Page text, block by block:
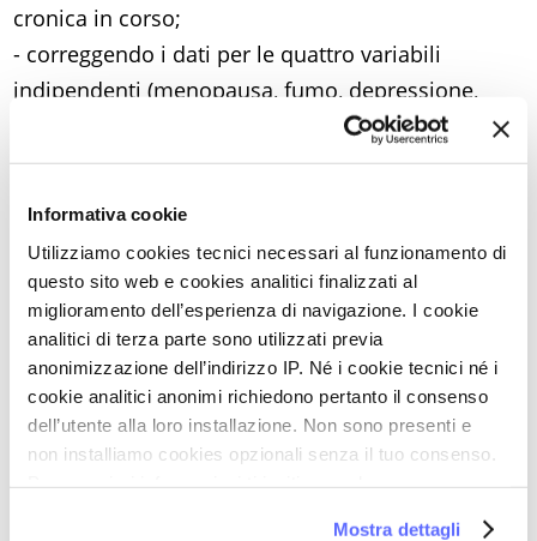
Informativa cookie
Utilizziamo cookies tecnici necessari al funzionamento di
questo sito web e cookies analitici finalizzati al
miglioramento dell’esperienza di navigazione. I cookie
analitici di terza parte sono utilizzati previa
anonimizzazione dell’indirizzo IP. Né i cookie tecnici né i
cookie analitici anonimi richiedono pertanto il consenso
dell’utente alla loro installazione. Non sono presenti e
non installiamo cookies opzionali senza il tuo consenso.
Mostra dettagli
cronica in corso;
- correggendo i dati per le quattro variabili
indipendenti (menopausa, fumo, depressione,
terapia intestinale in corso) le donne con una IBD
cronica o frequentemente attiva avevanoun odds
rispetto alle donne con IBD in fase di guarigione;
- i disturbi vaginali si traducono frequentemente
inevitamento sessuale(n=336; 28%) e in una
ridotta risposta fisica(n=207; 16%).
Questi dati possono essere spiegati tenendo
presente che lostato infiammatorioche
contraddistingue molte patologie intestinali,
alterando le capacità di barriera della parete